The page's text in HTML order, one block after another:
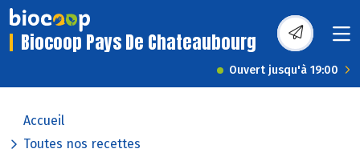
Biocoop Pays De Chateaubourg
Ouvert jusqu'à 19:00
Accueil
Toutes nos recettes